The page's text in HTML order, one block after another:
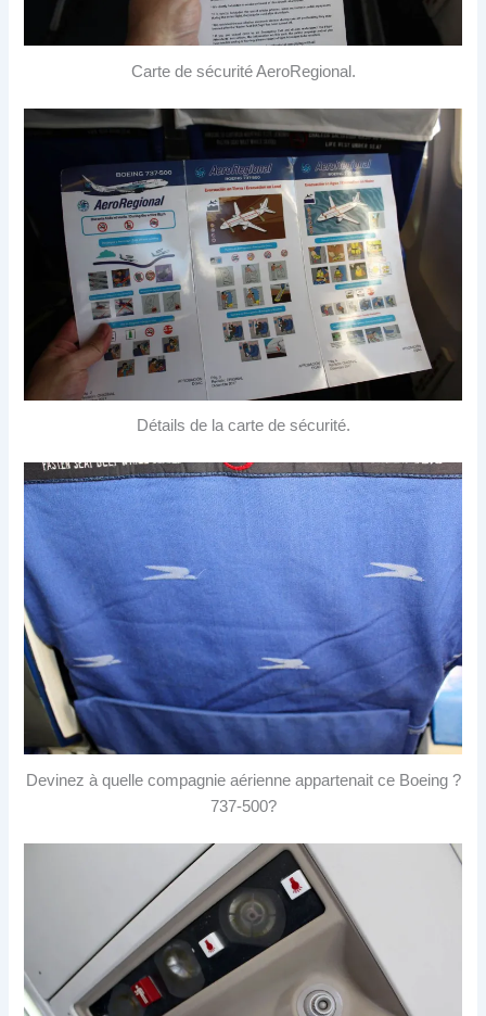
Carte de sécurité AeroRegional.
Détails de la carte de sécurité.
Devinez à quelle compagnie aérienne appartenait ce Boeing ?
737-500?